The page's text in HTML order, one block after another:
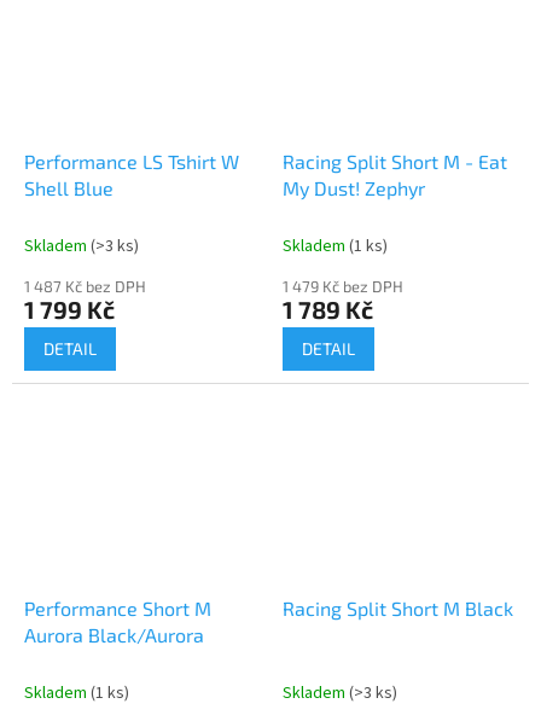
Performance LS Tshirt W
Shell Blue
Skladem (>3 ks)
1 487 Kč bez DPH
1 799 Kč
DETAIL
Racing Split Short M - Eat
My Dust! Zephyr
Skladem (1 ks)
1 479 Kč bez DPH
1 789 Kč
DETAIL
Performance Short M
Aurora Black/Aurora
Skladem (1 ks)
Racing Split Short M Black
Skladem (>3 ks)